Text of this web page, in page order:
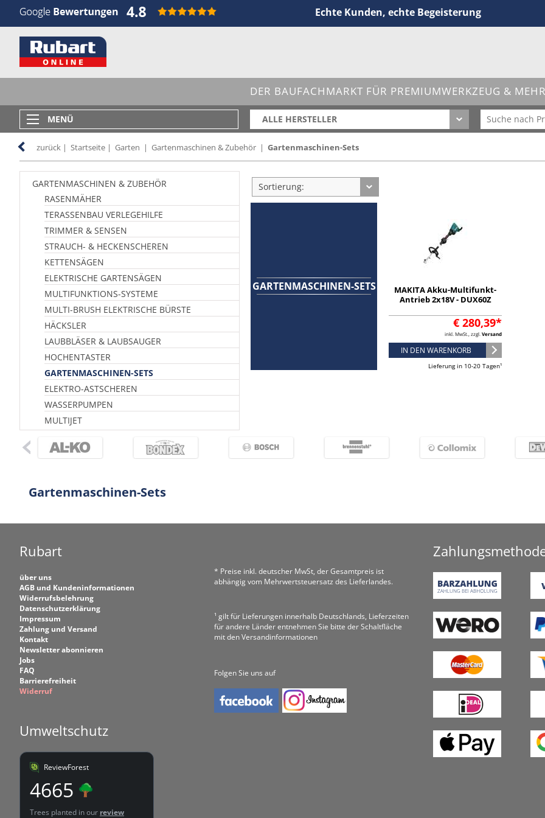
Echte Kunden, echte Begeisterung
DER BAUFACHMARKT FÜR PREMIUMWERKZEUG &
MENÜ ALLE HERSTELLER
zurück | Startseite | Garten | Gartenmaschinen & Zubehör | Gartenmaschinen-Sets
GARTENMASCHINEN & ZUBEHÖR
RASENMÄHER
TERASSENBAU VERLEGEHILFE
TRIMMER & SENSEN
STRAUCH- & HECKENSCHEREN
KETTENSÄGEN
ELEKTRISCHE GARTENSÄGEN
MULTIFUNKTIONS-SYSTEME
MULTI-BRUSH ELEKTRISCHE BÜRSTE
HÄCKSLER
LAUBBLÄSER & LAUBSAUGER
HOCHENTASTER
GARTENMASCHINEN-SETS
ELEKTRO-ASTSCHEREN
WASSERPUMPEN
MULTIJET
Sortierung:
GARTENMASCHINEN-SETS
MAKITA Akku-Multifunkt-
Antrieb 2x18V - DUX60Z
€ 280,39*
inkl. MwSt., zzgl. Versand
IN DEN WARENKORB
Lieferung in 10-20 Tagen¹
Gartenmaschinen-Sets
Rubart
über uns
AGB und Kundeninformationen
Widerrufsbelehrung
Datenschutzerklärung
Impressum
Zahlung und Versand
Kontakt
Newsletter abonnieren
Jobs
FAQ
Barrierefreiheit
Widerruf
Umweltschutz
ReviewForest
4665
Trees planted in our review
* Preise inkl. deutscher MwSt, der Gesamtpreis ist
abhängig vom Mehrwertsteuersatz des Lieferlandes.
¹ gilt für Lieferungen innerhalb Deutschlands, Lieferzeiten
für andere Länder entnehmen Sie bitte der Schaltfläche
mit den Versandinformationen
Folgen Sie uns auf